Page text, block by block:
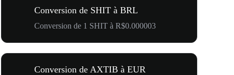
Conversion de SHIT à BRL
Conversion de 1 SHIT à R$0.000003
Conversion de AXTIB à EUR